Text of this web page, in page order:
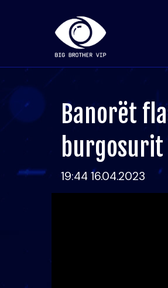
Banorët
19:44 16.04.2023